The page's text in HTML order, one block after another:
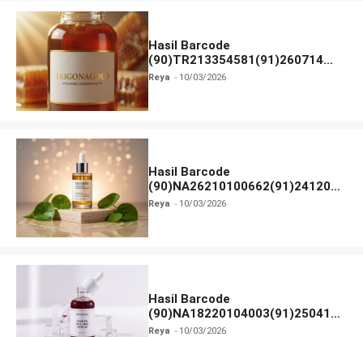
Hasil Barcode
(90)TR213354581(91)260714
dan Izin BPOM
Reya 10/03/2026
Hasil Barcode
(90)NA26210100662(91)241203
dan Izin BPOM
Reya 10/03/2026
Hasil Barcode
(90)NA18220104003(91)250418
dan Izin BPOM
Reya 10/03/2026